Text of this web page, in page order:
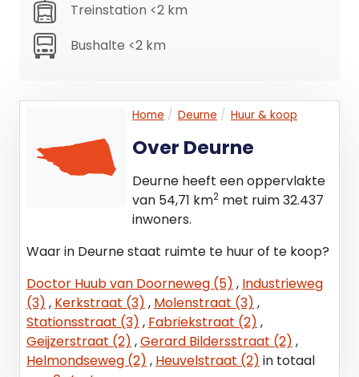
Treinstation <2 km
Bushalte <2 km
Home Deurne Huur & koop
Over Deurne
Deurne heeft een oppervlakte
van 54,71 km2 met ruim 32.437
inwoners.
Waar in Deurne staat ruimte te huur of te koop?
Doctor Huub van Doorneweg (5) , Industrieweg
(3) , Kerkstraat (3) , Molenstraat (3) ,
Stationsstraat (3) , Fabriekstraat (2) ,
Geijzerstraat (2) ,Gerard Bildersstraat (2) ,
Helmondseweg (2) , Heuvelstraat (2) in totaal